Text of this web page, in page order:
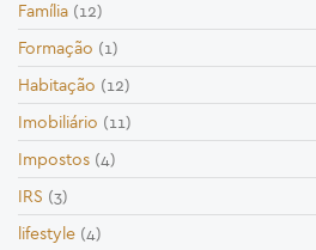
Família (12)
Formação (1)
Habitação (12)
Imobiliário (11)
Impostos (4)
IRS (3)
lifestyle (4)